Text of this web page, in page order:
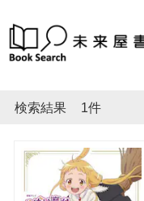
検索結果 1件